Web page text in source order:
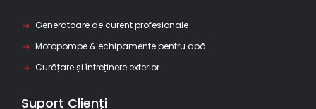
Generatoare de curent profesionale
Motopompe & echipamente pentru apă
Curățare și întreținere exterior
Suport Clienți